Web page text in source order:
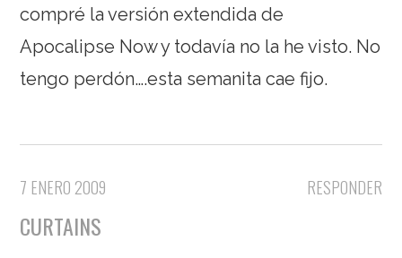
compré la versión extendida de
Apocalipse Now y todavía no la he visto. No
tengo perdón….esta semanita cae fijo.
RESPONDER
7 ENERO 2009
CURTAINS